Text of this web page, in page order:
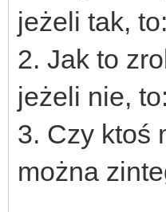
jeżeli tak, to:
2. Jak to
jeżeli nie, to:
3. Czy ktoś
można